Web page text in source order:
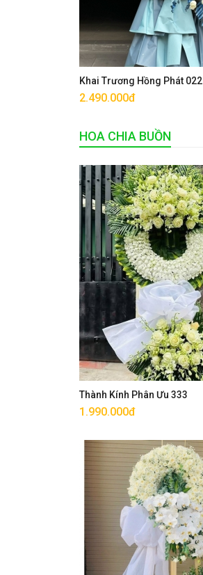
Khai Trương Hồng Phát 022
2.490.000đ
Mua ngay
HOA CHIA BUỒN
Thành Kính Phân Ưu 333
1.990.000đ
Mua ngay